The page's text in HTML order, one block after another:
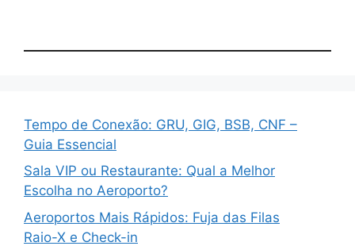
Tempo de Conexão: GRU, GIG, BSB, CNF –
Guia Essencial
Sala VIP ou Restaurante: Qual a Melhor
Escolha no Aeroporto?
Aeroportos Mais Rápidos: Fuja das Filas
Raio-X e Check-in